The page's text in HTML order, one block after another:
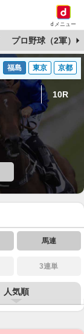
dメニュー
プロ野球（2軍）
福島 東京 京都
10R
馬連
3連単
人気順